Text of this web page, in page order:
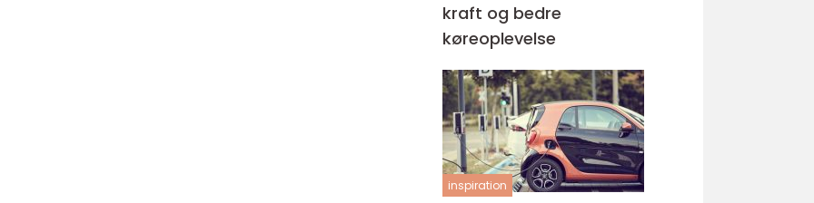
kraft og bedre
køreoplevelse
inspiration